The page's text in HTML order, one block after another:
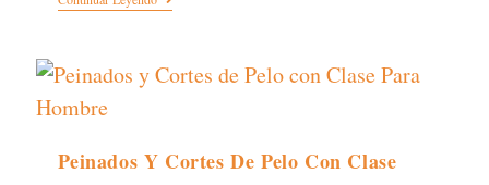
Peinados Y Cortes De Pelo Con Clase